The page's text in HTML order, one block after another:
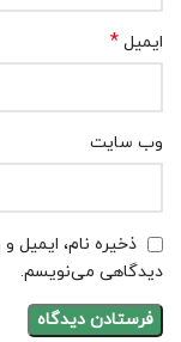
ایمیل *
وب‌ سایت
ذخیره نام، ایمیل
دیدگاهی می‌نویسم.